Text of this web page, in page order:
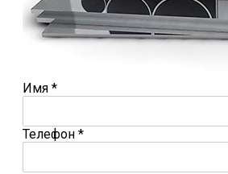
Имя *
Телефон *